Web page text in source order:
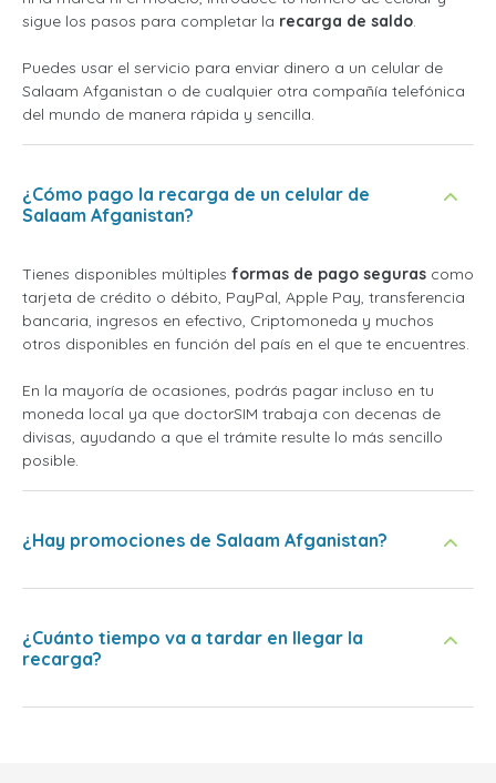
sigue los pasos para completar la recarga de saldo.
Puedes usar el servicio para enviar dinero a un celular de
Salaam Afganistan o de cualquier otra compañía telefónica
del mundo de manera rápida y sencilla.
¿Cómo pago la recarga de un celular de
Salaam Afganistan?
Tienes disponibles múltiples formas de pago seguras como
tarjeta de crédito o débito, PayPal, Apple Pay, transferencia
bancaria, ingresos en efectivo, Criptomoneda y muchos
otros disponibles en función del país en el que te encuentres.
En la mayoría de ocasiones, podrás pagar incluso en tu
moneda local ya que doctorSIM trabaja con decenas de
divisas, ayudando a que el trámite resulte lo más sencillo
posible.
¿Hay promociones de Salaam Afganistan?
¿Cuánto tiempo va a tardar en llegar la
recarga?